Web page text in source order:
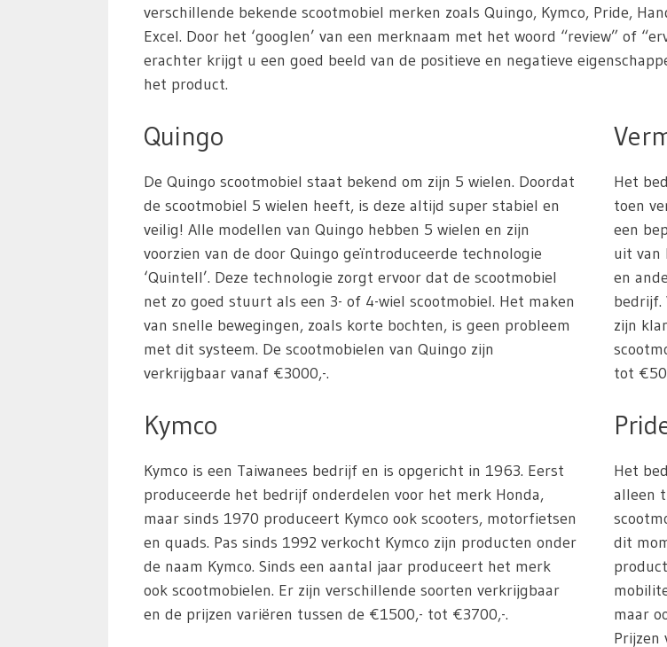
verschillende bekende scootmobiel merken zoals Quingo, Kymco, Pride,
Excel. Door het ‘googlen’ van een merknaam met het woord “review” of
erachter krijgt u een goed beeld van de positieve en negatieve
het product.
Quingo
De Quingo scootmobiel staat bekend om zijn 5 wielen. Doordat
de scootmobiel 5 wielen heeft, is deze altijd super stabiel en
veilig! Alle modellen van Quingo hebben 5 wielen en zijn
voorzien van de door Quingo geïntroduceerde technologie
‘Quintell’. Deze technologie zorgt ervoor dat de scootmobiel
net zo goed stuurt als een 3- of 4-wiel scootmobiel. Het maken
van snelle bewegingen, zoals korte bochten, is geen probleem
met dit systeem. De scootmobielen van Quingo zijn
verkrijgbaar vanaf €3000,-.
Het
toen
een
uit van
en
bedrijf.
zijn
tot
Kymco
Kymco is een Taiwanees bedrijf en is opgericht in 1963. Eerst
produceerde het bedrijf onderdelen voor het merk Honda,
maar sinds 1970 produceert Kymco ook scooters, motorfietsen
en quads. Pas sinds 1992 verkocht Kymco zijn producten onder
de naam Kymco. Sinds een aantal jaar produceert het merk
ook scootmobielen. Er zijn verschillende soorten verkrijgbaar
en de prijzen variëren tussen de €1500,- tot €3700,-.
Het
alleen
dit
maar
Prijzen